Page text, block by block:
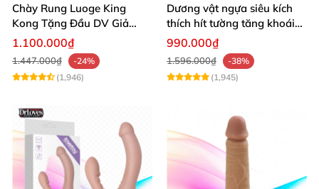
Chày Rung Luoge King
Kong Tặng Đầu DV Giả
Kích Thích Mạnh
1.100.000₫
1.447.000₫
-24%
(1,946)
Dương vật ngựa siêu kích
thích hít tường tăng khoái
cảm
990.000₫
1.596.000₫
-38%
(1,945)